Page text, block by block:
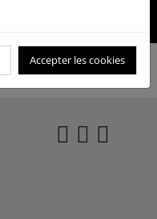
Accepter les cookies